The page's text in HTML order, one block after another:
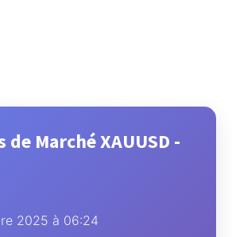
de Marché XAUUSD -
2025 à 06:24